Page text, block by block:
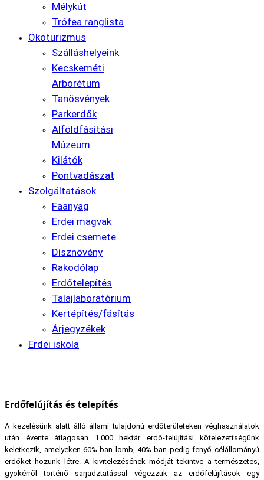
Mélykút
Trófea ranglista
Ökoturizmus
Szálláshelyeink
Kecskeméti
Arborétum
Tanösvények
Parkerdők
Alföldfásítási
Múzeum
Kilátók
Pontvadászat
Szolgáltatások
Faanyag
Erdei magvak
Erdei csemete
Dísznövény
Rakodólap
Erdőtelepítés
Talajlaboratórium
Kertépítés/fásítás
Árjegyzékek
Erdei iskola
Erdőfelújítás és telepítés
A kezelésünk alatt álló állami tulajdonú erdőterületeken véghasználatok
után évente átlagosan 1.000 hektár erdő-felújítási kötelezettségünk
keletkezik, amelyeken 60%-ban lomb, 40%-ban pedig fenyő célállományú
erdőket hozunk létre. A kivitelezésének módját tekintve a természetes,
gyökérről történő sarjadztatással végezzük az erdőfelújítások egy